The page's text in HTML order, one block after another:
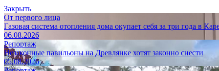
Закрыть
От первого лица
Газовая система отопления дома окупает себя за три года в
06.08.2026
Репортаж
Незаконные павильоны на Древлянке хотят законно снести
05.08.2026